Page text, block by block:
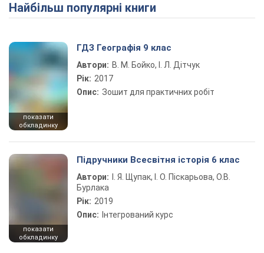
Play Video
Найбільш популярні книги
показати
обкладинку
ГДЗ Географія 9 клас
Автори: В. М. Бойко, І. Л. Дітчук
Рік: 2017
Опис: Зошит для практичних робіт
показати
обкладинку
Підручники Всесвітня історія 6 клас
Автори:
І. Я. Щупак, І. О. Піскарьова, О.В.
Бурлака
Рік: 2019
Опис: Інтегрований курс